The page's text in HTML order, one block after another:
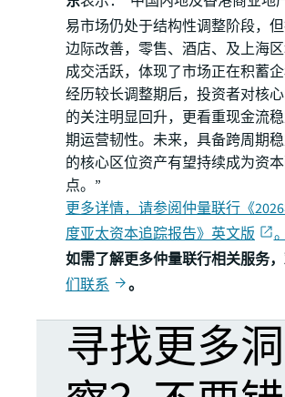
易市场仍处于结构性调整阶段，
边际改善，零售、酒店、及上海
成交活跃，体现了市场正在积蓄企
经历较长调整期后，投资者对核
的关注明显回升，更看重现金流
期运营韧性。未来，具备跨周期
的核心区位资产有望持续成为资
点。”
更多详情，请参阅仲量联行 《
度亚太资本追踪报告》英文版
。
如需了解更多仲量联行相关服务
们联系
。
寻找更多洞